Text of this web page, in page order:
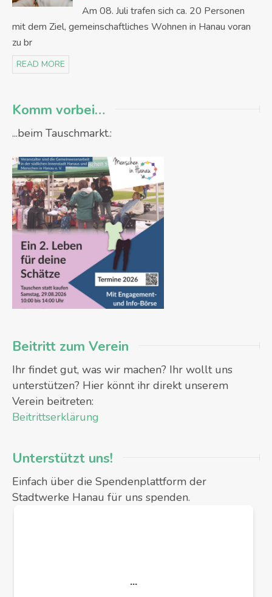
Am 08. Juli trafen sich ca. 20 Personen
mit dem Ziel, gemeinschaftliches Wohnen in Hanau voran
zu br
READ MORE
Komm vorbei…
...beim Tauschmarkt.:
Beitritt zum Verein
Ihr findet gut, was wir machen? Ihr wollt uns
unterstützen? Hier könnt ihr direkt unserem
Verein beitreten:
Beitrittserklärung
Unterstützt uns!
Einfach über die Spendenplattform der
Stadtwerke Hanau für uns spenden.